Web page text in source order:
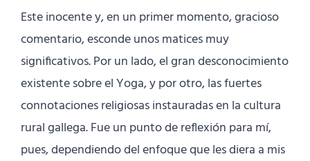
Este inocente y, en un primer momento, gracioso
comentario, esconde unos matices muy
significativos. Por un lado, el gran desconocimiento
existente sobre el Yoga, y por otro, las fuertes
connotaciones religiosas instauradas en la cultura
rural gallega. Fue un punto de reflexión para mí,
pues, dependiendo del enfoque que les diera a mis